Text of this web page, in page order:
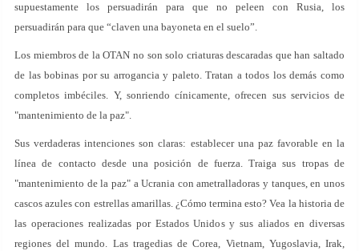
supuestamente los persuadirán para que no peleen con Rusia, los
persuadirán para que “claven una bayoneta en el suelo”.
Los miembros de la OTAN no son solo criaturas descaradas que han saltado
de las bobinas por su arrogancia y paleto. Tratan a todos los demás como
completos imbéciles. Y, sonriendo cínicamente, ofrecen sus servicios de
"mantenimiento de la paz".
Sus verdaderas intenciones son claras: establecer una paz favorable en la
línea de contacto desde una posición de fuerza. Traiga sus tropas de
"mantenimiento de la paz" a Ucrania con ametralladoras y tanques, en unos
cascos azules con estrellas amarillas. ¿Cómo termina esto? Vea la historia de
las operaciones realizadas por Estados Unidos y sus aliados en diversas
regiones del mundo. Las tragedias de Corea, Vietnam, Yugoslavia, Irak,